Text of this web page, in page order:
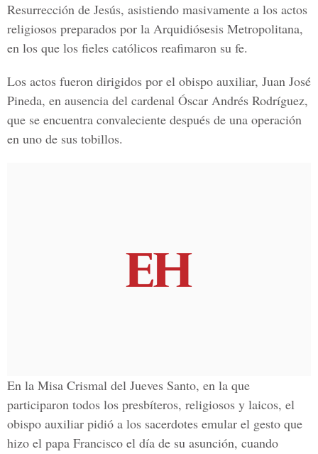
Resurrección de Jesús, asistiendo masivamente a los actos
religiosos preparados por la Arquidiósesis Metropolitana,
en los que los fieles católicos reafimaron su fe.
Los actos fueron dirigidos por el obispo auxiliar, Juan José
Pineda, en ausencia del cardenal Óscar Andrés Rodríguez,
que se encuentra convaleciente después de una operación
en uno de sus tobillos.
En la Misa Crismal del Jueves Santo, en la que
participaron todos los presbíteros, religiosos y laicos, el
obispo auxiliar pidió a los sacerdotes emular el gesto que
hizo el papa Francisco el día de su asunción, cuando